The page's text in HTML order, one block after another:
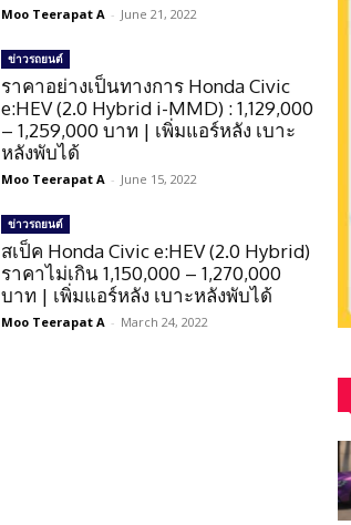
Moo Teerapat A - June 21, 2022
ข่าวรถยนต์
ราคาอย่างเป็นทางการ Honda Civic
e:HEV (2.0 Hybrid i-MMD) : 1,129,000
– 1,259,000 บาท | เพิ่มแอร์หลัง เบาะ
หลังพับได้
Moo Teerapat A - June 15, 2022
ข่าวรถยนต์
สเป็ค Honda Civic e:HEV (2.0 Hybrid)
ราคาไม่เกิน 1,150,000 – 1,270,000
บาท | เพิ่มแอร์หลัง เบาะหลังพับได้
Moo Teerapat A - March 24, 2022